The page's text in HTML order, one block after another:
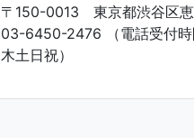
〒150-0013 東京都渋谷区
03-6450-2476 （電話受付時
木土日祝）